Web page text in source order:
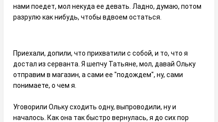
нами поедет, мол некуда ее девать. Ладно, думаю, потом
разрулю как нибудь, чтобы вдвоем остаться.
Приехали, допили, что прихватили с собой, и то, что я
достал из серванта. Я шепчу Татьяне, мол, давай Ольку
отправим в магазин, а сами ее "подождем", ну, сами
понимаете, о чем я.
Уговорили Ольку сходить одну, выпроводили, ну и
началось. Как она так быстро вернулась, я до сих пор